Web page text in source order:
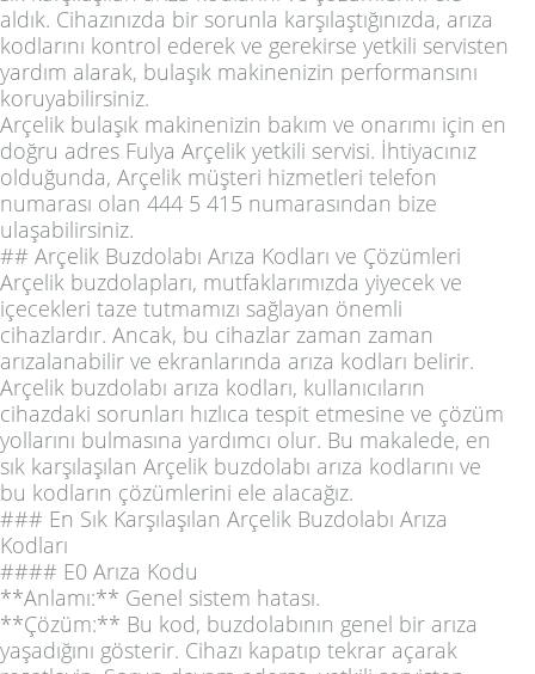
aldık. Cihazınızda bir sorunla karşılaştığınızda, arıza
kodlarını kontrol ederek ve gerekirse yetkili servisten
yardım alarak, bulaşık makinenizin performansını
koruyabilirsiniz.
Arçelik bulaşık makinenizin bakım ve onarımı için en
doğru adres Fulya Arçelik yetkili servisi. İhtiyacınız
olduğunda, Arçelik müşteri hizmetleri telefon
numarası olan 444 5 415 numarasından bize
ulaşabilirsiniz.
## Arçelik Buzdolabı Arıza Kodları ve Çözümleri
Arçelik buzdolapları, mutfaklarımızda yiyecek ve
içecekleri taze tutmamızı sağlayan önemli
cihazlardır. Ancak, bu cihazlar zaman zaman
arızalanabilir ve ekranlarında arıza kodları belirir.
Arçelik buzdolabı arıza kodları, kullanıcıların
cihazdaki sorunları hızlıca tespit etmesine ve çözüm
yollarını bulmasına yardımcı olur. Bu makalede, en
sık karşılaşılan Arçelik buzdolabı arıza kodlarını ve
bu kodların çözümlerini ele alacağız.
### En Sık Karşılaşılan Arçelik Buzdolabı Arıza
Kodları
#### E0 Arıza Kodu
**Anlamı:** Genel sistem hatası.
**Çözüm:** Bu kod, buzdolabının genel bir arıza
yaşadığını gösterir. Cihazı kapatıp tekrar açarak